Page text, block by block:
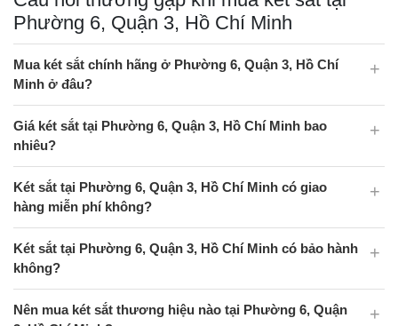
Phường 6, Quận 3, Hồ Chí Minh
Mua két sắt chính hãng ở Phường 6, Quận 3, Hồ Chí
Minh ở đâu?
Giá két sắt tại Phường 6, Quận 3, Hồ Chí Minh bao
nhiêu?
Két sắt tại Phường 6, Quận 3, Hồ Chí Minh có giao
hàng miễn phí không?
Két sắt tại Phường 6, Quận 3, Hồ Chí Minh có bảo hành
không?
Nên mua két sắt thương hiệu nào tại Phường 6, Quận